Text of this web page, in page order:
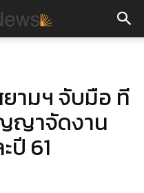
ามฯ จับมือ ที
ญาจัดงาน
ปี 61